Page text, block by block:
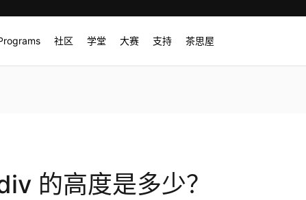
社区 学堂 大赛 支持 茶思屋
的高度是多少？